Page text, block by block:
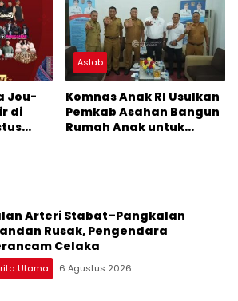
Jou-
di
Aslab
Komnas Anak RI Usulkan
Pemkab Asahan Bangun
Rumah Anak untuk
Arteri Stabat–Pangkalan
Rusak, Pengendara
Celaka
Utama 6 Agustus 2026